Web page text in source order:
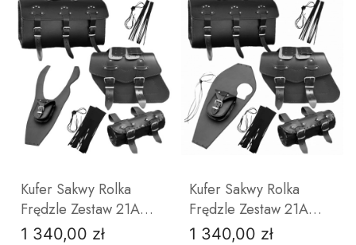
DO KOSZYKA DO KOSZYKA
Kufer Sakwy Rolka
Frędzle Zestaw 21A
YAMAHA DRAG STAR
Cena
1 340,00 zł
Kufer Sakwy Rolka
Frędzle Zestaw 21A
YAMAHA VIRAGO
Cena
1 340,00 zł